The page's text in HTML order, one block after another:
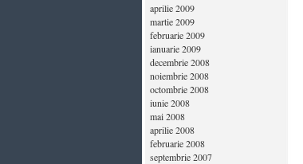
aprilie 2009
martie 2009
februarie 2009
ianuarie 2009
decembrie 2008
noiembrie 2008
octombrie 2008
iunie 2008
mai 2008
aprilie 2008
februarie 2008
septembrie 2007